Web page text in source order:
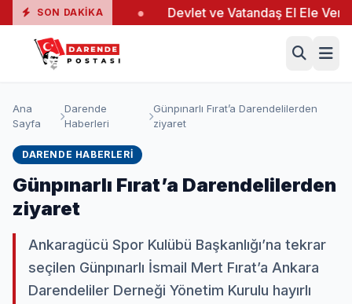
SON DAKIKA
19 Yaralı ● Devlet ve Vatandaş El Ele Verdi ●
Ana
Sayfa
Darende
Haberleri
Günpınarlı Fırat’a Darendelilerden
ziyaret
DARENDE HABERLERI
Günpınarlı Fırat’a Darendelilerden
ziyaret
Ankaragücü Spor Kulübü Başkanlığı’na tekrar
seçilen Günpınarlı İsmail Mert Fırat’a Ankara
Darendeliler Derneği Yönetim Kurulu hayırlı